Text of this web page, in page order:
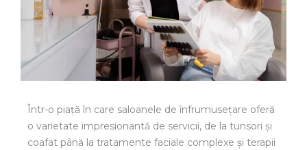
Într-o piață în care saloanele de înfrumusețare oferă
o varietate impresionantă de servicii, de la tunsori și
coafat până la tratamente faciale complexe și terapii